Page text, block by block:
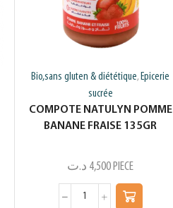
Bio,sans gluten & diététique,Epicerie
sucrée
COMPOTE NATULYN POMME
BANANE FRAISE 135GR
4,500 د.ت PIECE